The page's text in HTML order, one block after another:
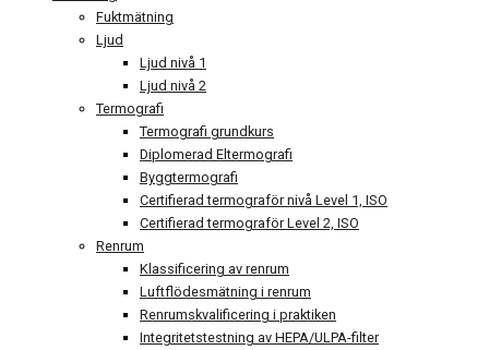
Fuktmätning
Ljud
Ljud nivå 1
Ljud nivå 2
Termografi
Termografi grundkurs
Diplomerad Eltermografi
Byggtermografi
Certifierad termograför nivå Level 1, ISO
Certifierad termograför Level 2, ISO
Renrum
Klassificering av renrum
Luftflödesmätning i renrum
Renrumskvalificering i praktiken
Integritetstestning av HEPA/ULPA-filter